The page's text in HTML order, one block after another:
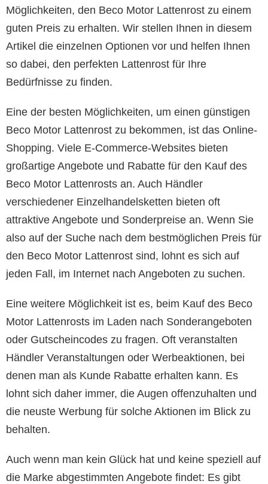
Möglichkeiten, den Beco Motor Lattenrost zu einem
guten Preis zu erhalten. Wir stellen Ihnen in diesem
Artikel die einzelnen Optionen vor und helfen Ihnen
so dabei, den perfekten Lattenrost für Ihre
Bedürfnisse zu finden.
Eine der besten Möglichkeiten, um einen günstigen
Beco Motor Lattenrost zu bekommen, ist das Online-
Shopping. Viele E-Commerce-Websites bieten
großartige Angebote und Rabatte für den Kauf des
Beco Motor Lattenrosts an. Auch Händler
verschiedener Einzelhandelsketten bieten oft
attraktive Angebote und Sonderpreise an. Wenn Sie
also auf der Suche nach dem bestmöglichen Preis für
den Beco Motor Lattenrost sind, lohnt es sich auf
jeden Fall, im Internet nach Angeboten zu suchen.
Eine weitere Möglichkeit ist es, beim Kauf des Beco
Motor Lattenrosts im Laden nach Sonderangeboten
oder Gutscheincodes zu fragen. Oft veranstalten
Händler Veranstaltungen oder Werbeaktionen, bei
denen man als Kunde Rabatte erhalten kann. Es
lohnt sich daher immer, die Augen offenzuhalten und
die neuste Werbung für solche Aktionen im Blick zu
behalten.
Auch wenn man kein Glück hat und keine speziell auf
die Marke abgestimmten Angebote findet: Es gibt